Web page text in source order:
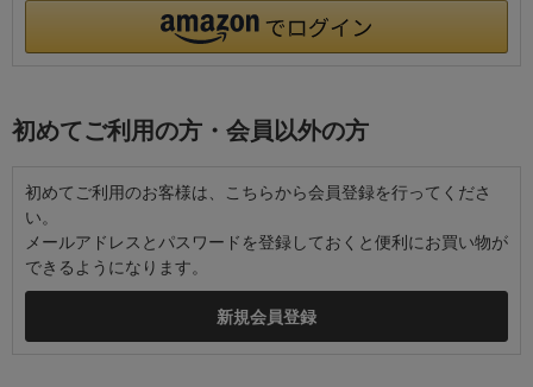
初めてご利用の方・会員以外の方
初めてご利用のお客様は、こちらから会員登録を行ってくださ
い。
メールアドレスとパスワードを登録しておくと便利にお買い物が
できるようになります。